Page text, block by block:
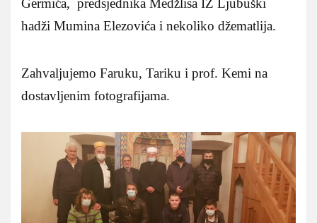
hadži Mumina Elezovića i nekoliko džematlija.
Zahvaljujemo Faruku, Tariku i prof. Kemi na
dostavljenim fotografijama.